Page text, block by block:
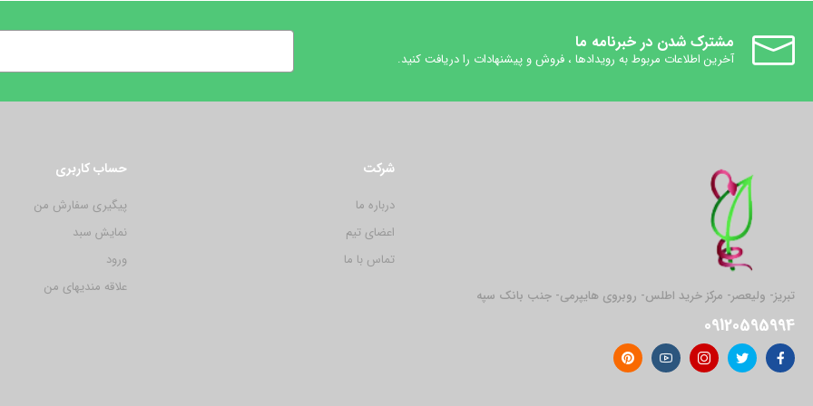
مشترک شدن در خبرنامه ما
آخرین اطلاعات مربوط به رویدادها ، فروش و پیشنهادات را دریافت کنید.
تبریز- ولیعصر- مرکز خرید اطلس- روبروی هایپرمی- جنب بانک سپه
09120595994
شرکت
درباره ما
اعضای تیم
تماس با ما
حساب کاربری
پیگیری سفارش من
نمایش سبد
ورود
علاقه مندیهای من